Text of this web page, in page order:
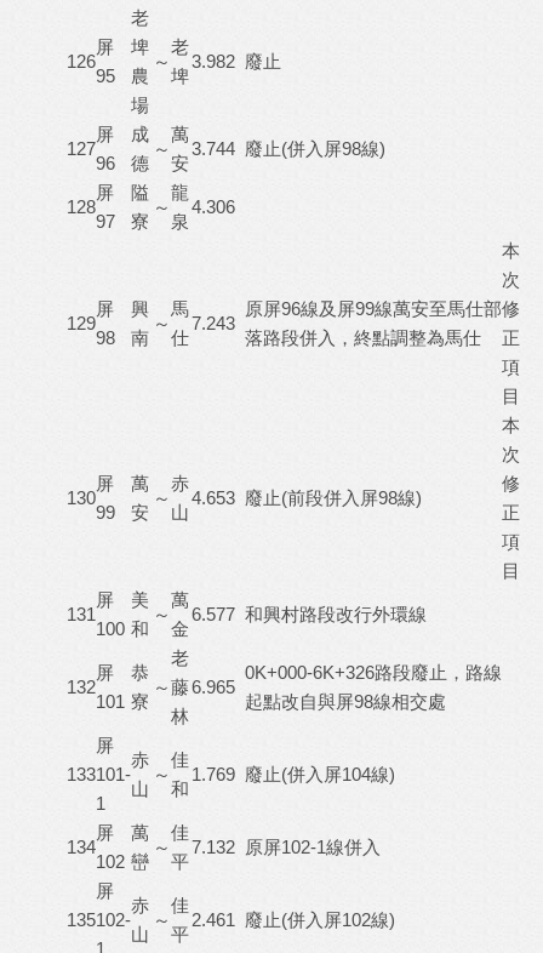
126
屏
95
老
埤
農
場
～
老
埤
3.982 廢止
127
屏
96
成
德
～
萬
安
3.744 廢止(併入屏98線)
128
屏
97
隘
寮
～
龍
泉
4.306
129
屏
98
興
南
～
馬
仕
7.243
原屏96線及屏99線萬安至馬仕部
落路段併入，終點調整為馬仕
本
次
修
正
項
目
130
屏
99
萬
安
～
赤
山
4.653 廢止(前段併入屏98線)
本
次
修
正
項
目
131
屏
100
美
和
～
萬
金
6.577 和興村路段改行外環線
132
屏
101
恭
寮
～
老
藤
林
6.965
0K+000-6K+326路段廢止，路線
起點改自與屏98線相交處
133
屏
101-
1
赤
山
～
佳
和
1.769 廢止(併入屏104線)
134
屏
102
萬
巒
～
佳
平
7.132 原屏102-1線併入
135
屏
102-
1
赤
山
～
佳
平
2.461 廢止(併入屏102線)